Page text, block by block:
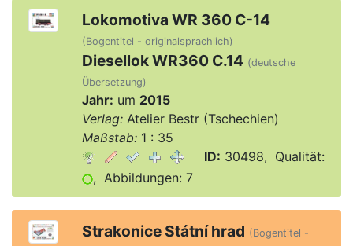
Lokomotiva WR 360 C-14
(Bogentitel - originalsprachlich)
Diesellok WR360 C.14 (deutsche
Übersetzung)
Jahr: um 2015
Verlag:Atelier Bestr (Tschechien)
Maßstab:1 : 35
ID: 30498, Qualität:
, Abbildungen: 7
Strakonice Státní hrad (Bogentitel -